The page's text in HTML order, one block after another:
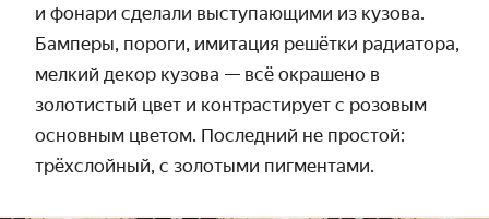
и фонари сделали выступающими из кузова.
Бамперы, пороги, имитация решётки радиатора,
мелкий декор кузова — всё окрашено в
золотистый цвет и контрастирует с розовым
основным цветом. Последний не простой:
трёхслойный, с золотыми пигментами.